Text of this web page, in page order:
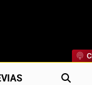
Más. La Web